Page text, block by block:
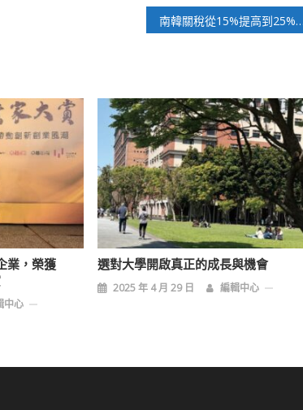
南韓關稅從15%提
業，榮獲
中心
選對大學開啟真正的成長與機會
2025 年 4 月 29 日 編輯中心